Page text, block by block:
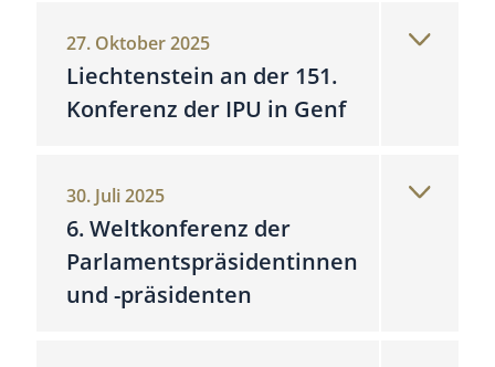
27. Oktober 2025
Liechtenstein an der 151.
Konferenz der IPU in Genf
30. Juli 2025
6. Weltkonferenz der
Parlamentspräsidentinnen
und -präsidenten